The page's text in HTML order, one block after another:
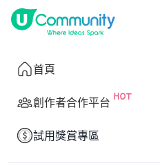
首頁
創作者合作平台
試用獎賞專區